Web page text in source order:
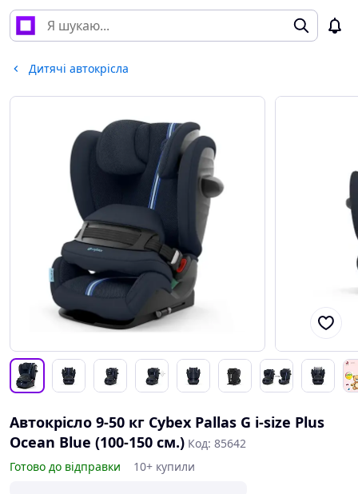
Дитячі автокрісла
Автокрісло 9-50 кг Cybex Pallas G i-size Plus
Ocean Blue (100-150 см.) Код: 85642
Готово до відправки
10+ купили